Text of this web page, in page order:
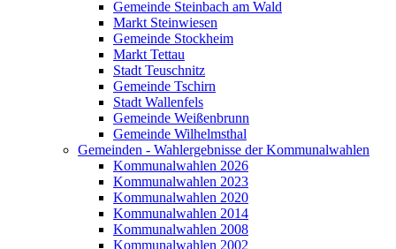
Gemeinde Steinbach am Wald
Markt Steinwiesen
Gemeinde Stockheim
Markt Tettau
Stadt Teuschnitz
Gemeinde Tschirn
Stadt Wallenfels
Gemeinde Weißenbrunn
Gemeinde Wilhelmsthal
Gemeinden - Wahlergebnisse der Kommunalwahlen
Kommunalwahlen 2026
Kommunalwahlen 2023
Kommunalwahlen 2020
Kommunalwahlen 2014
Kommunalwahlen 2008
Kommunalwahlen 2002